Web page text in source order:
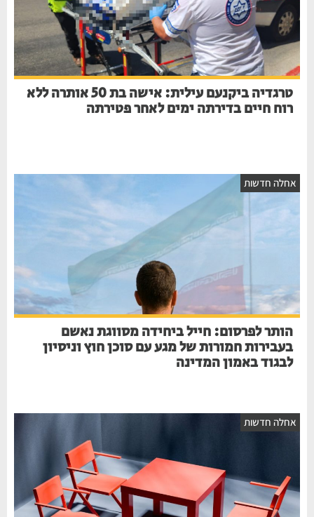
טרגדיה ביקנעם עילית: אישה בת 50 אותרה ללא
רוח חיים בדירתה ימים לאחר פטירתה
חדשות
הותר לפרסום: חייל ביחידה מסווגת נאשם
בעבירות חמורות של מגע עם סוכן חוץ וניסיון
לבגוד באמון המדינה
חדשות